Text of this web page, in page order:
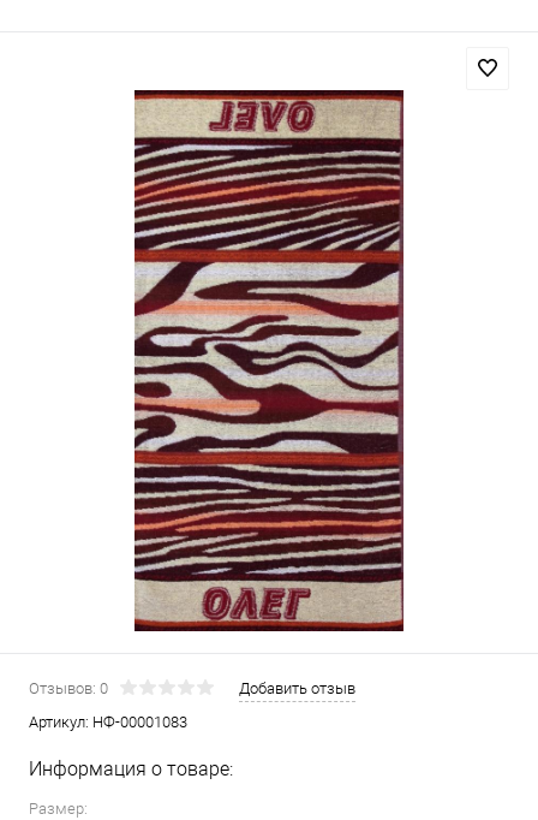
Отзывов: 0
Добавить отзыв
Артикул: НФ-00001083
Информация о товаре:
Размер: